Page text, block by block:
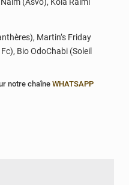
Martin’s Friday
Bio OdoChabi (Soleil
notre chaîne WHATSAPP